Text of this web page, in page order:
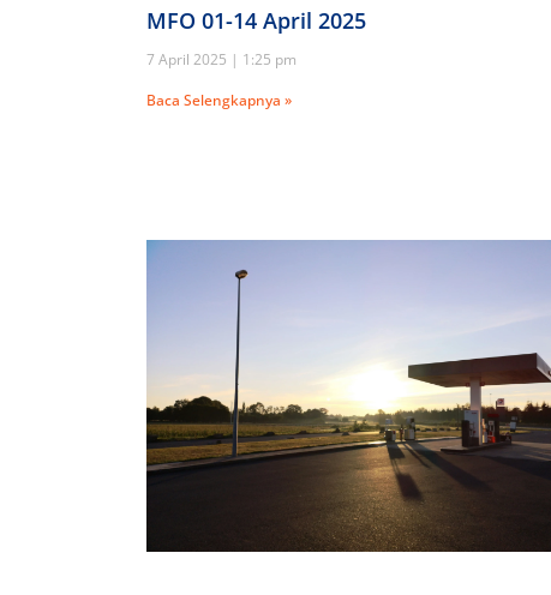
MFO 01-14 April 2025
7 April 2025
1:25 pm
Baca Selengkapnya »